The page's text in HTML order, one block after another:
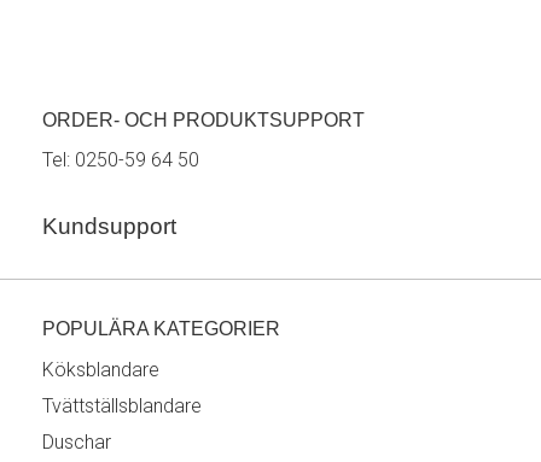
ORDER- OCH PRODUKTSUPPORT
Tel: 0250-59 64 50
Kundsupport
POPULÄRA KATEGORIER
Köksblandare
Tvättställsblandare
Duschar